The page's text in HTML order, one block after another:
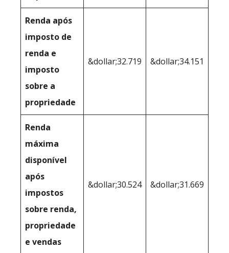
Renda após
imposto de
renda e
imposto
sobre a
propriedade
&dollar;32.719 &dollar;34.151
Renda
máxima
disponível
após
impostos
sobre renda,
propriedade
e vendas
&dollar;30.524 &dollar;31.669